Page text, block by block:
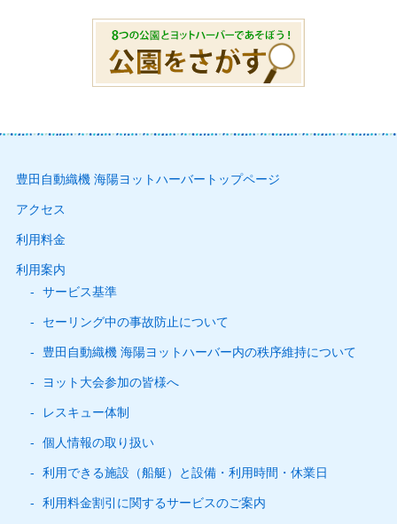
豊田自動織機 海陽ヨットハーバートップページ
アクセス
利用料金
利用案内
サービス基準
セーリング中の事故防止について
豊田自動織機 海陽ヨットハーバー内の秩序維持について
ヨット大会参加の皆様へ
レスキュー体制
個人情報の取り扱い
利用できる施設（船艇）と設備・利用時間・休業日
利用料金割引に関するサービスのご案内